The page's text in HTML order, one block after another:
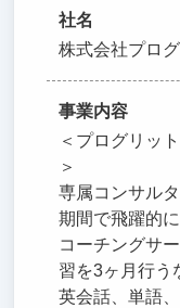
社名
株式会社プロ
事業内容
＜プログリッ
＞
専属コンサル
期間で飛躍的
コーチングサ
習を3ヶ月行う
英会話、単語